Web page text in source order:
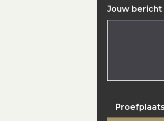
Jouw bericht